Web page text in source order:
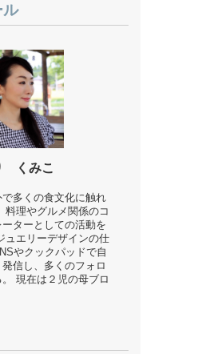
ル
くみこ
多くの食文化に触れ
料理やグルメ関係のコ
ターとしての活動を
ュエリーデザインの仕
やクックパッドで自
信し、多くのフォロ
現在は２児の母ブロ